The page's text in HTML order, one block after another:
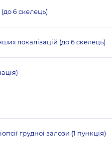
6 скелець)
локалізацій (до 6 скелець)
грудної залози (1 пункція)